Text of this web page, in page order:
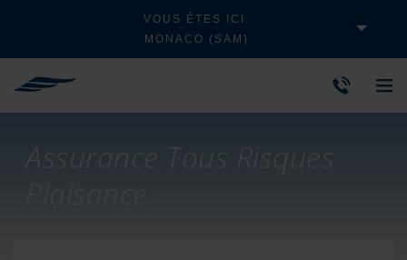
VOUS ÊTES ICI:
MONACO (SAM)
Assurance Tous Risques